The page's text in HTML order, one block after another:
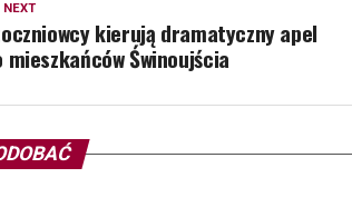
NEXT
kierują dramatyczny apel
mieszkańców Świnoujścia